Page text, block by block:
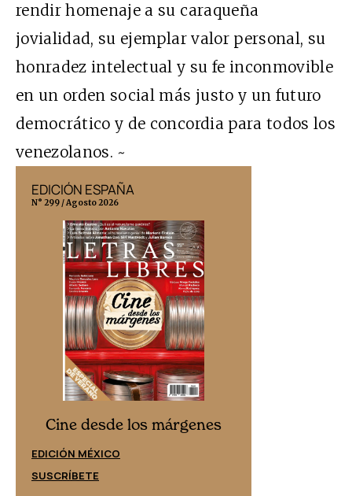
rendir homenaje a su caraqueña
jovialidad, su ejemplar valor personal, su
honradez intelectual y su fe inconmovible
en un orden social más justo y un futuro
democrático y de concordia para todos los
venezolanos. ~
EDICIÓN ESPAÑA
N° 299 / Agosto 2026
Cine desde los márgenes
EDICIÓN MÉXICO
SUSCRÍBETE